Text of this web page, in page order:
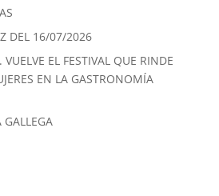
DEL 16/07/2026
EL FESTIVAL QUE RINDE
EN LA GASTRONOMÍA
GALLEGA